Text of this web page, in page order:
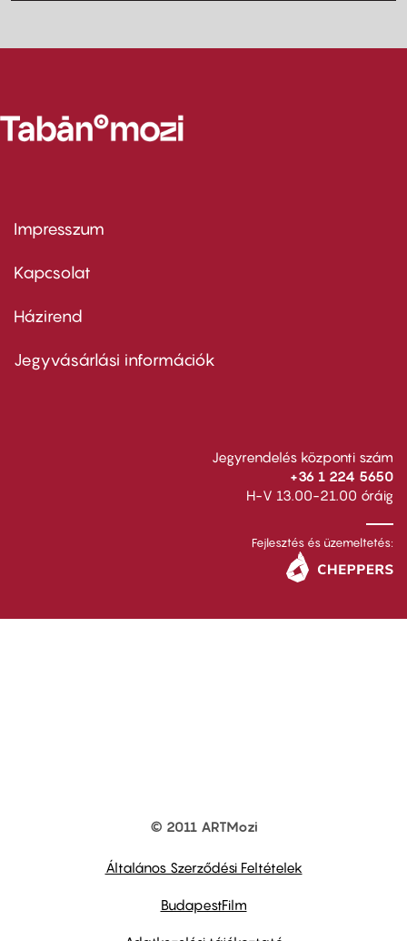
Footer
first
Impresszum
Kapcsolat
Footer
second
Házirend
Jegyvásárlási információk
Jegyrendelés központi szám
+36 1 224 5650
H-V 13.00-21.00 óráig
Fejlesztés és üzemeltetés:
© 2011 ARTMozi
Általános Szerződési Feltételek
BudapestFilm